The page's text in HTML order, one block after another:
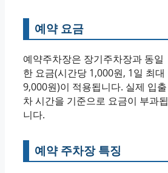
예약 요금
예약주차장은 장기주차장과 동일
한 요금(시간당 1,000원, 1일 최대
9,000원)이 적용됩니다. 실제 입출
차 시간을 기준으로 요금이 부과됩
니다.
예약 주차장 특징